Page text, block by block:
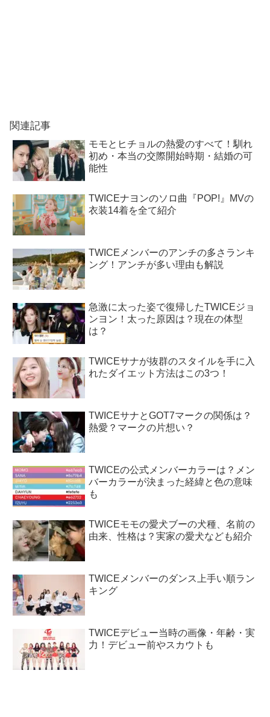
関連記事
モモとヒチョルの熱愛のすべて！馴れ
初め・本当の交際開始時期・結婚の可
能性
TWICEナヨンのソロ曲『POP!』MVの
衣装14着を全て紹介
TWICEメンバーのアンチの多さランキ
ング！アンチが多い理由も解説
急激に太った姿で復帰したTWICEジョ
ンヨン！太った原因は？現在の体型
は？
TWICEサナが抜群のスタイルを手に入
れたダイエット方法はこの3つ！
TWICEサナとGOT7マークの関係は？
熱愛？マークの片想い？
TWICEの公式メンバーカラーは？メン
バーカラーが決まった経緯と色の意味
も
TWICEモモの愛犬ブーの犬種、名前の
由来、性格は？実家の愛犬なども紹介
TWICEメンバーのダンス上手い順ラン
キング
TWICEデビュー当時の画像・年齢・実
力！デビュー前やスカウトも